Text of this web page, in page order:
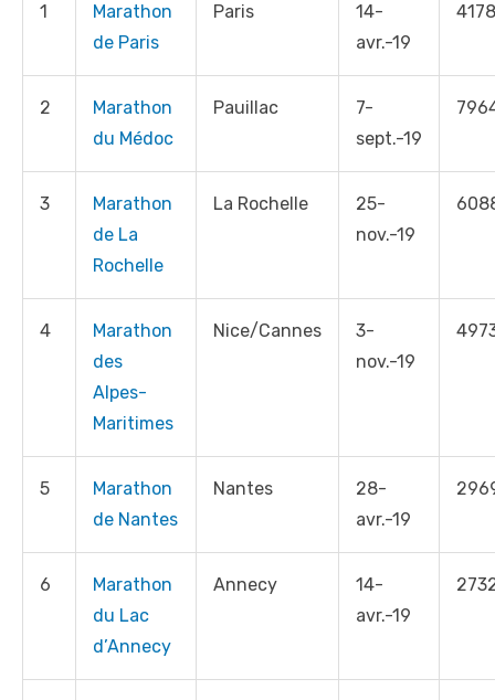
1
Marathon
de Paris
Paris
14-
avr.-19
2
Marathon
du Médoc
Pauillac
7-
sept.-19
3
Marathon
de La
Rochelle
La Rochelle
25-
nov.-19
4
Marathon
des
Alpes-
Maritimes
Nice/Cannes
3-
nov.-19
5
Marathon
de Nantes
Nantes
28-
avr.-19
6
Marathon
du Lac
d’Annecy
Annecy
14-
avr.-19